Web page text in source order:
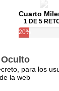
Cuarto
1 DE 5
20%
para los
la web